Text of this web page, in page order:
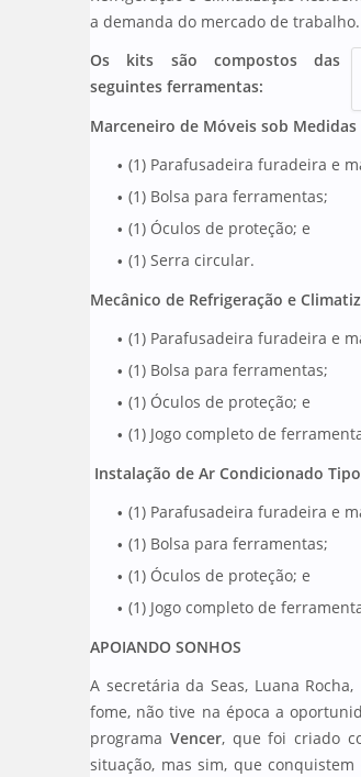
a demanda do mercado de trabalho.
Os kits são compostos das
seguintes ferramentas:
Marceneiro de Móveis sob Medidas
(1) Parafusadeira furadeira e
(1) Bolsa para ferramentas;
(1) Óculos de proteção; e
(1) Serra circular.
Mecânico de Refrigeração e
(1) Parafusadeira furadeira e
(1) Bolsa para ferramentas;
(1) Óculos de proteção; e
(1) Jogo completo de
Instalação de Ar Condicionado
(1) Parafusadeira furadeira e
(1) Bolsa para ferramentas;
(1) Óculos de proteção; e
(1) Jogo completo de
APOIANDO SONHOS
A secretária da Seas, Luana
fome, não tive na época a
programa Vencer, que foi criado
situação, mas sim, que